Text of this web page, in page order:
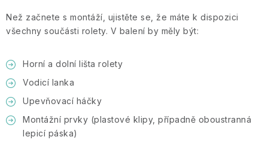
Hodnocení obchodu
Obchodní podmínky
Ochrana osobních údajů GDPR
Cookies
Než začnete s montáží, ujistěte se, že máte k dispozici
všechny součásti rolety. V balení by měly být:
Horní a dolní lišta rolety
Vodicí lanka
Upevňovací háčky
Montážní prvky (plastové klipy, případně oboustranná
lepicí páska)